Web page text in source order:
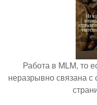
Работа в MLM, то
неразрывно связана с